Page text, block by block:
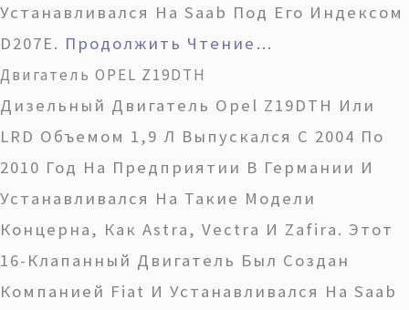
Устанавливался На Saab Под Его Индексом
D207E. Продолжить Чтение…
Двигатель OPEL Z19DTH
Дизельный Двигатель Opel Z19DTH Или
LRD Объемом 1,9 Л Выпускался С 2004 По
2010 Год На Предприятии В Германии И
Устанавливался На Такие Модели
Концерна, Как Astra, Vectra И Zafira. Этот
16-Клапанный Двигатель Был Создан
Компанией Fiat И Устанавливался На Saab